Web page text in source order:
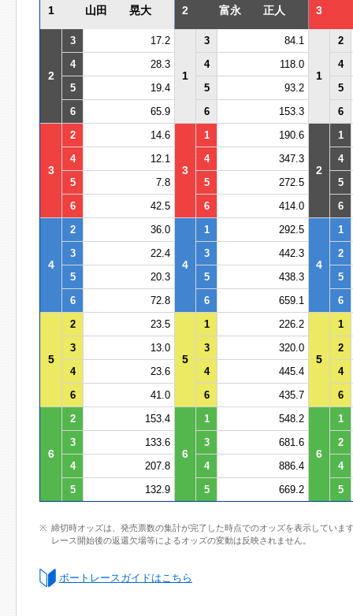
1 山田 晃大 2 富永 正人 3
2
3 17.2
1
3 84.1
1
2
4
28.3 4 118.0
4
5
19.4 5 93.2
5
6
65.9 6 153.3 6
3
2 14.6
3
1 190.6
2
1
4
12.1 4 347.3
4
5
7.8 5 272.5
5
6
42.5 6 414.0 6
4
2 36.0
4
1 292.5
4
1
3
22.4 3 442.3
2
5
20.3 5 438.3
5
6
72.8 6 659.1 6
5
2 23.5
5
1 226.2
5
1
3
13.0 3 320.0
2
4
23.6 4 445.4
4
6
41.0 6 435.7 6
6
2 153.4
6
1 548.2
6
1
3
133.6 3 681.6
2
4
207.8 4 886.4
4
5
132.9 5 669.2 5
締切時オッズは、発売票数の集計が完了した時点でのオッズを表示していま
レース開始後の返還欠場等によるオッズの変動は反映されません。
ボートレースガイドはこちら